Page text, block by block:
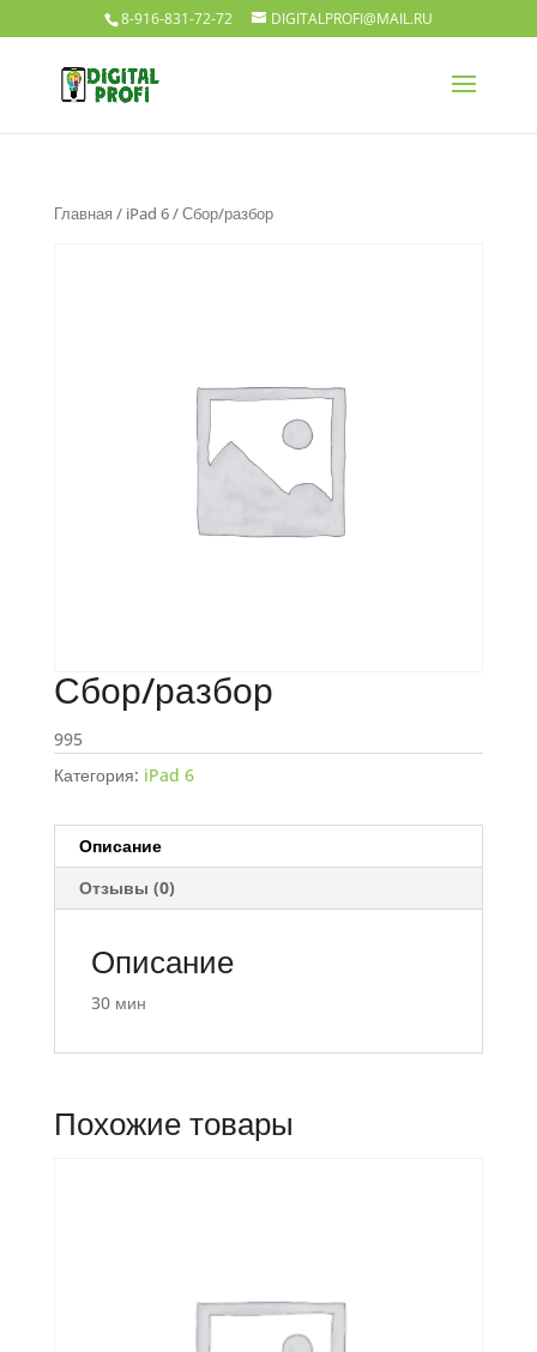
8-916-831-72-72 DIGITALPROFI@MAIL.RU
Главная / iPad 6/ Сбор/разбор
Сбор/разбор
995
Категория: iPad 6
Описание
Отзывы (0)
Описание
30 мин
Похожие товары